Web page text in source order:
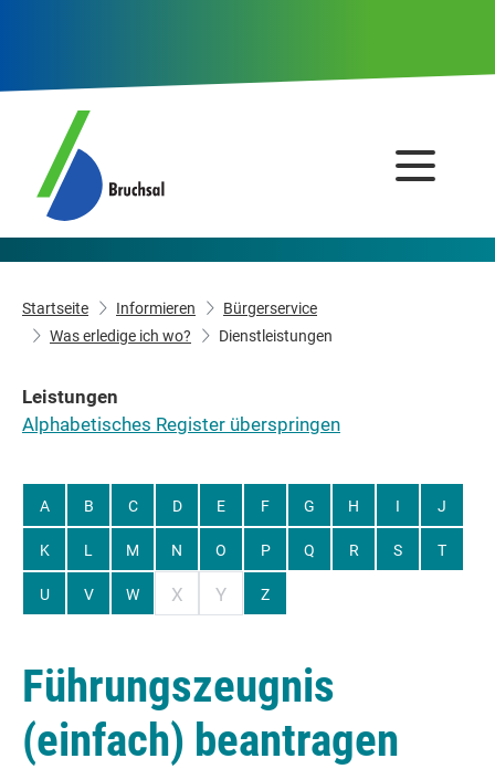
Startseite Informieren
Bürgerservice
Was erledige ich wo?
Dienstleistungen
Leistungen
Alphabetisches Register überspringen
A B C D E F G H I J
K L M N O P Q R S T
U V W X Y Z
Führungszeugnis
(einfach) beantragen